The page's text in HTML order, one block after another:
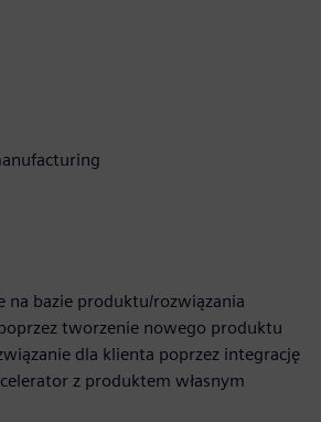
na bazie produktu/rozwiązania
tworzenie nowego produktu
dla klienta poprzez integrację
z produktem własnym